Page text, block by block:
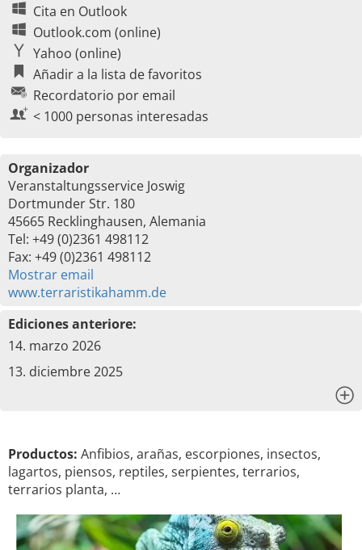
Cita en Outlook
Outlook.com (online)
Yahoo (online)
Añadir a la lista de favoritos
Recordatorio por email
< 1000 personas interesadas
Organizador
Veranstaltungsservice Joswig
Dortmunder Str. 180
45665 Recklinghausen, Alemania
Tel: +49 (0)2361 498112
Fax: +49 (0)2361 498112
Mostrar email
www.terraristikahamm.de
Ediciones anteriore:
14. marzo 2026
13. diciembre 2025
Productos: Anfibios, arañas, escorpiones, insectos,
lagartos, piensos, reptiles, serpientes, terrarios,
terrarios planta, …